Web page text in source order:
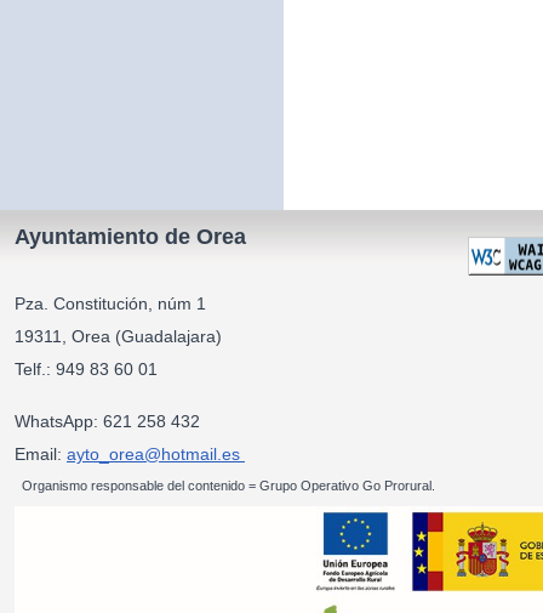
Ayuntamiento de Orea
Pza. Constitución, núm 1
19311, Orea (Guadalajara)
Telf.: 949 83 60 01
WhatsApp: 621 258 432
Email: ayto_orea@hotmail.es
Organismo responsable del contenido = Grupo Operativo Go Prorural.